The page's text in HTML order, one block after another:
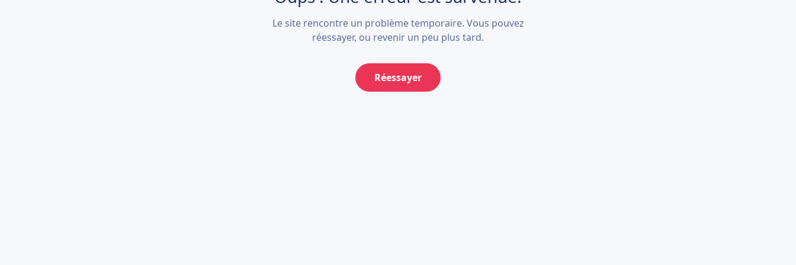
Le site rencontre un problème temporaire. Vous pouvez
réessayer, ou revenir un peu plus tard.
Réessayer